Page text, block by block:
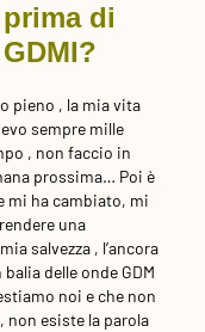
di
pieno , la mia vita
sempre mille
, non faccio in
prossima… Poi è
mi ha cambiato, mi
una
salvezza , l’ancora
delle onde GDM
noi e che non
esiste la parola